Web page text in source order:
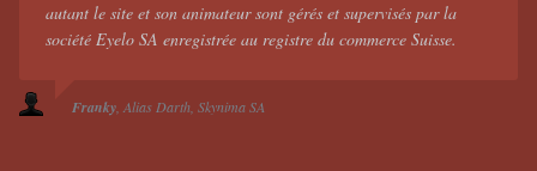
autant le site et son animateur sont gérés et supervisés par la
société Eyelo SA enregistrée au registre du commerce Suisse.
Franky Alias Darth Skynima SA